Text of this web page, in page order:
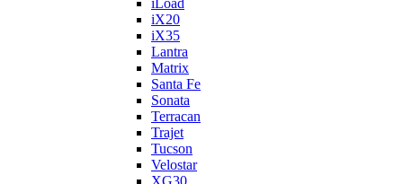
iX20
iX35
Lantra
Matrix
Santa Fe
Sonata
Terracan
Trajet
Tucson
Velostar
XG30